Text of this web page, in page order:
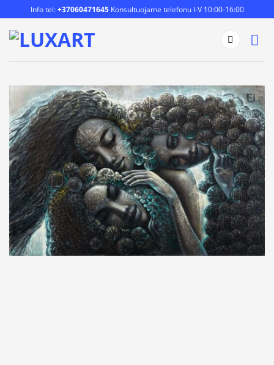
to
content
Info tel:+37060471645Konsultuojame telefonu I-V 10:00-16:00